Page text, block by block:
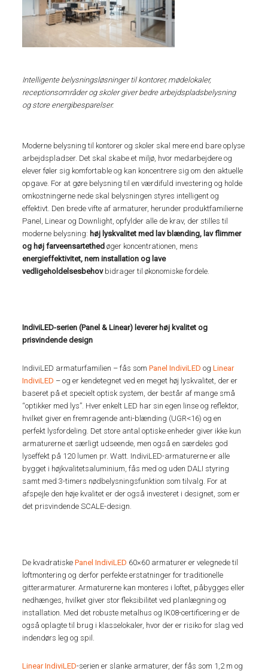
Intelligente belysningsløsninger til kontorer, mødelokaler,
receptionsområder og skoler giverbedre arbejdspladsbelysning
og store energibesparelser.
Moderne belysning til kontorer og skoler skal mere end bare oplyse
arbejdspladser. Det skal skabe et miljø, hvor medarbejdere og
elever føler sig komfortable og kan koncentrere sig om den aktuelle
opgave. For at gøre belysning til en værdifuld investering og holde
omkostningerne nede skal belysningen styres intelligent og
effektivt. Den brede vifte af armaturer, herunder produktfamilierne
Panel, Linear og Downlight, opfylder alle de krav, der stilles til
moderne belysning: høj lyskvalitet med lav blænding, lav flimmer
og høj farveensartethed øger koncentrationen, mens
energieffektivitet, nem installation og lave
vedligeholdelsesbehovbidrager til økonomiske fordele.
IndiviLED-serien (Panel & Linear) leverer høj kvalitet og
prisvindende design
IndiviLED armaturfamilien – fås somPanel IndiviLED ogLinear
IndiviLED – og er kendetegnet ved en meget høj lyskvalitet, der er
baseret på et specielt optisk system, der består af mange små
“optikker med lys”. Hver enkelt LED har sin egen linse og reflektor,
hvilket giver en fremragende anti-blænding (UGR<16) og en
perfekt lysfordeling. Det store antal optiske enheder giver ikke kun
armaturerne et særligt udseende, men også en særdeles god
lyseffekt på 120 lumen pr. Watt. IndiviLED-armaturerne er alle
bygget i højkvalitetsaluminium, fås med og uden DALI styring
samt med 3-timers nødbelysningsfunktion som tilvalg. For at
afspejle den høje kvalitet er der også investeret i designet, som er
det prisvindende SCALE-design.
De kvadratiskePanel IndiviLED 60×60 armaturer er velegnede til
loftmontering og derfor perfekte erstatninger for traditionelle
gitterarmaturer. Armaturerne kan monteres i loftet, påbygges eller
nedhænges, hvilket giver stor fleksibilitet ved planlægning og
installation. Med det robuste metalhus og IK08-certificering er de
også oplagte til brug i klasselokaler, hvor der er risiko for slag ved
indendørs leg og spil.
Linear IndiviLED-serien er slanke armaturer, der fås som 1,2 m og